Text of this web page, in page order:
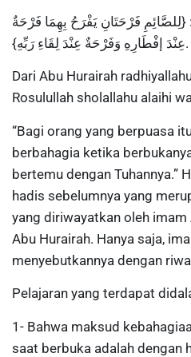
فَرْحَتَانِ يَفْرَحُ بِهِمَا فَرْحَةٌ
عِنْدَ إفْطَارِهِ وَفَرْحَةٌ عِنْدَ لِقَاءِ رَبِّهِ}.
Dari Abu Hurairah
Rosulullah sholallahu alaihi
“Bagi orang yang berpuasa
berbahagia ketika
bertemu dengan Tuhannya.”
hadis sebelumnya yang
yang diriwayatkan oleh
Abu Hurairah. Hanya saja,
menyebutkannya dengan
Pelajaran yang terdapat
1- Bahwa maksud
saat berbuka adalah dengan